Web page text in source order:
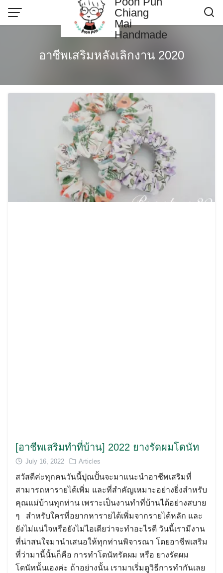
Chiang
Mai
Handmade
Poonpun Thai Clay
Sample Page
อาชีพเสริมหลังเลิกงาน 2020
[อาชีพเสริมทำที่บ้าน] 2022 ยางรัดผมโดนัท
July 16, 2022 Articles
สวัสดีค่ะทุกคนวันนี้ปุณปั้นจะมาแนะนำอาชีพเสริมที่
สามารถหารายได้เพิ่ม และที่สำคัญเหมาะอย่างยิ่งสำหรับ
คุณแม่บ้านทุกท่าน เพราะเป็นงานทำที่บ้านได้อย่างสบาย
ๆ สำหรับใครที่อยากหารายได้เพิ่มจากรายได้หลัก และ
ยังไม่แน่ใจหรือยังไม่ไอเดียว่าจะทำอะไรดี วันนี้เรามีงาน
ที่น่าสนใจมานำเสนอให้ทุกท่านพิจารณา โดยอาชีพเสริม
ที่ว่ามานี้นั้นก็คือ การทำโดนัทรัดผม หรือ ยางรัดผม
โดนัทนั้นเองค่ะ ถ้าอย่างนั้น เรามาเริ่มดูวิธีการทำกันเลย